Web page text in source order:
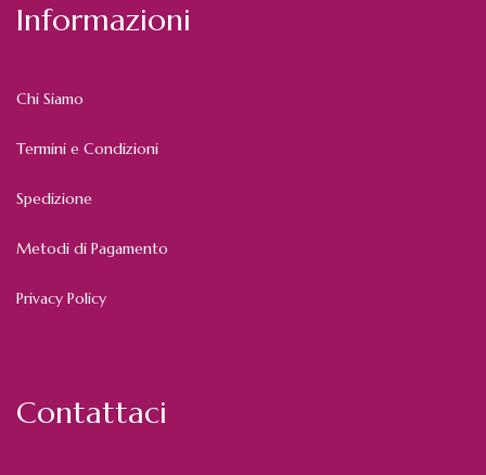
Informazioni
Chi Siamo
Termini e Condizioni
Spedizione
Metodi di Pagamento
Privacy Policy
Contattaci